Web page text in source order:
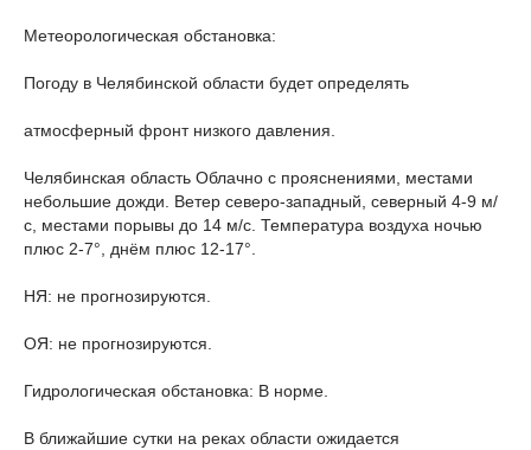
Метеорологическая обстановка:
Погоду в Челябинской области будет определять
атмосферный фронт низкого давления.
Челябинская область Облачно с прояснениями, местами
небольшие дожди. Ветер северо-западный, северный 4-9 м/
с, местами порывы до 14 м/с. Температура воздуха ночью
плюс 2-7°, днём плюс 12-17°.
НЯ: не прогнозируются.
ОЯ: не прогнозируются.
Гидрологическая обстановка: В норме.
В ближайшие сутки на реках области ожидается